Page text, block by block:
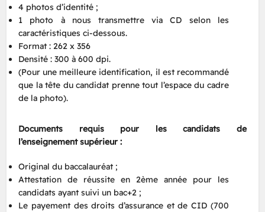
4 photos d’identité ;
1 photo à nous transmettre via CD selon les
caractéristiques ci-dessous.
Format : 262 x 356
Densité : 300 à 600 dpi.
(Pour une meilleure identification, il est recommandé
que la tête du candidat prenne tout l’espace du cadre
de la photo).
Documents requis pour les candidats de
l’enseignement supérieur :
Original du baccalauréat ;
Attestation de réussite en 2ème année pour les
candidats ayant suivi un bac+2 ;
Le payement des droits d’assurance et de CID (700